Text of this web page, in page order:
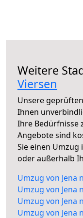
Weitere
Viersen
Unsere
Ihnen
Ihre Bedürfnisse
Angebote sind
Sie einen
oder außerhalb
Umzug von Jena
Umzug von Jena
Umzug von Jena
Umzug von Jena